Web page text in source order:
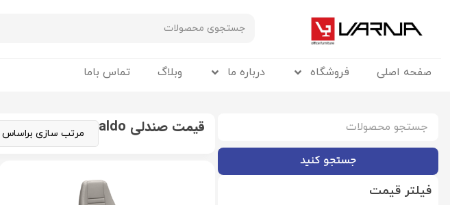
صفحه اصلی فروشگاه درباره ما وبلاگ تماس باما
جستجو کنید
فیلتر قیمت
قیمت صندلی aldo